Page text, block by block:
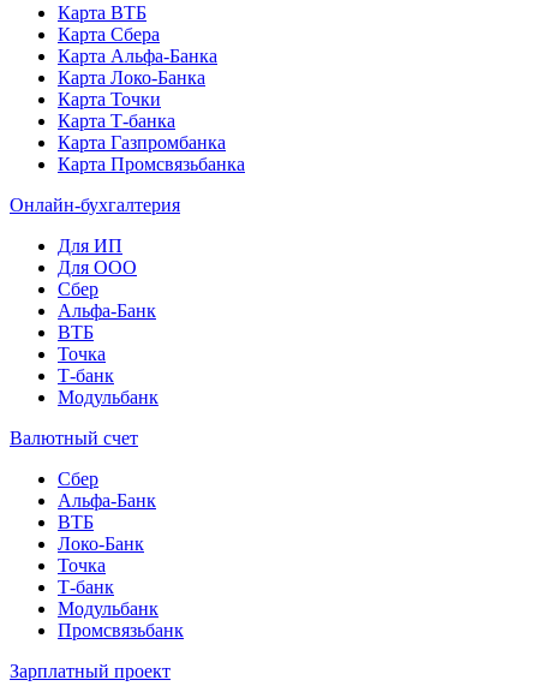
Карта ВТБ
Карта Сбера
Карта Альфа-Банка
Карта Локо-Банка
Карта Точки
Карта Т-банка
Карта Газпромбанка
Карта Промсвязьбанка
Онлайн-бухгалтерия
Для ИП
Для ООО
Сбер
Альфа-Банк
ВТБ
Точка
Т-банк
Модульбанк
Валютный счет
Сбер
Альфа-Банк
ВТБ
Локо-Банк
Точка
Т-банк
Модульбанк
Промсвязьбанк
Зарплатный проект